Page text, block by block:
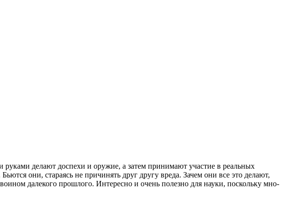
делают доспехи и оружие, а затем принимают участие в реальных
они, стараясь не причинять друг другу вреда. Зачем они все это делают,
далекого прошло­го. Интересно и очень полезно для науки, поскольку мно­